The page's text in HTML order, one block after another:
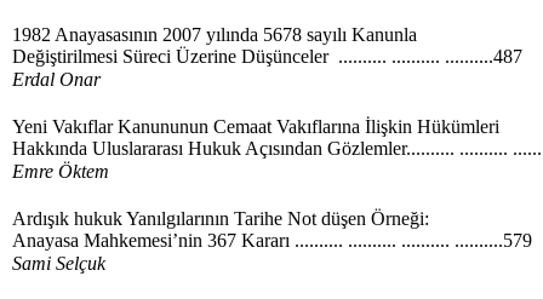
1982 Anayasasının 2007 yılında 5678 sayılı Kanunla
Değiştirilmesi Süreci Üzerine Düşünceler .......... .......... ..........487
Erdal Onar
Yeni Vakıflar Kanununun Cemaat Vakıflarına İlişkin Hükümleri
Hakkında Uluslararası Hukuk Açısından Gözlemler.......... ..........
Emre Öktem
Ardışık hukuk Yanılgılarının Tarihe Not düşen Örneği:
Anayasa Mahkemesi’nin 367 Kararı .......... .......... .......... ..........579
Sami Selçuk